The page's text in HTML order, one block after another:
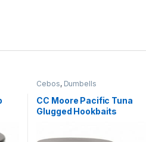
Cebos, Dumbells
CC Moore Pacific Tuna
Glugged Hookbaits